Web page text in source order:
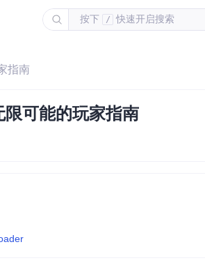
按下 / 快速开启搜索
指南
可能的玩家指南